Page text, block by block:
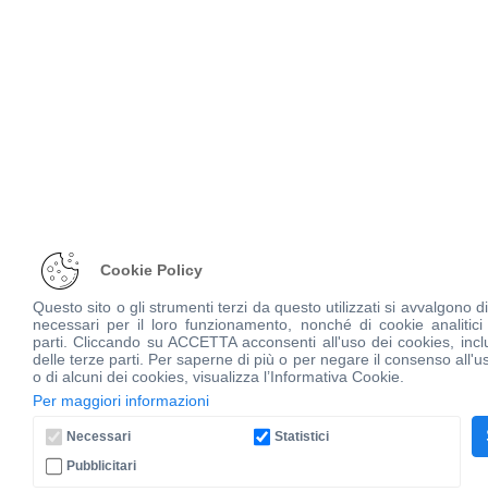
Cookie Policy
Questo sito o gli strumenti terzi da questo utilizzati si avvalgono
necessari per il loro funzionamento, nonché di cookie
parti. Cliccando su ACCETTA acconsenti all'uso dei cookies,
delle terze parti. Per saperne di più o per negare il consenso
o di alcuni dei cookies, visualizza l’Informativa Cookie.
Per maggiori informazioni
Necessari
Statistici
Pubblicitari